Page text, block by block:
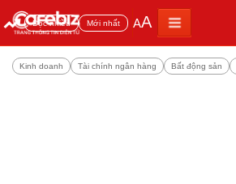
Đọc nhiều Mới nhất AA
Kinh doanh Tài chính ngân hàng Bất động sản